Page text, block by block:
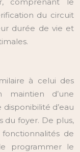
du circuit
durée de vie et
à celui des
maintien d’une
d’eau
du foyer. De plus,
de
programmer le